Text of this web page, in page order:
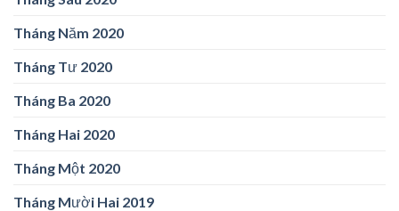
Tháng Năm 2020
Tháng Tư 2020
Tháng Ba 2020
Tháng Hai 2020
Tháng Một 2020
Tháng Mười Hai 2019